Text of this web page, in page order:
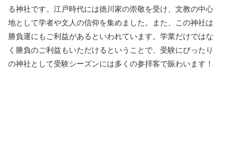
る神社です。江戸時代には徳川家の崇敬を受け、文教の中心
地として学者や文人の信仰を集めました。また、この神社は
勝負運にもご利益があるといわれています。学業だけではな
く勝負のご利益もいただけるということで、受験にぴったり
の神社として受験シーズンには多くの参拝客で賑わいます！